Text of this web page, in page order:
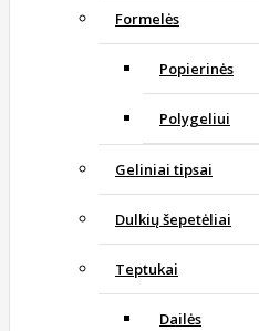
Formelės
Popierinės
Polygeliui
Geliniai tipsai
Dulkių šepetėliai
Teptukai
Dailės